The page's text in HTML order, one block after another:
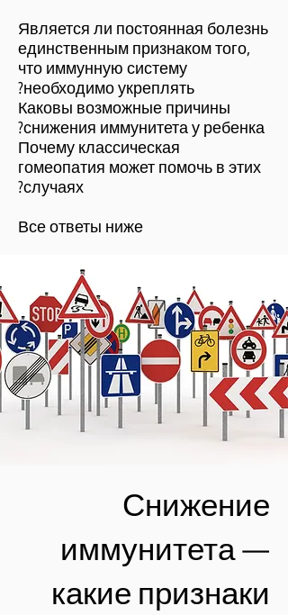
Является ли постоянная болезнь
единственным признаком того,
что иммунную систему
необходимо укреплять?
Каковы возможные причины
снижения иммунитета у ребенка?
Почему классическая
гомеопатия может помочь в этих
случаях?
Все ответы ниже
Снижение
иммунитета —
какие признаки